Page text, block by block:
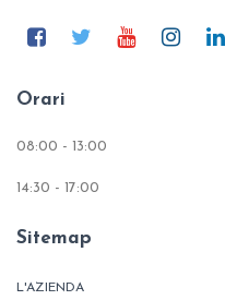
Orari
08:00 - 13:00
14:30 - 17:00
Sitemap
L'AZIENDA